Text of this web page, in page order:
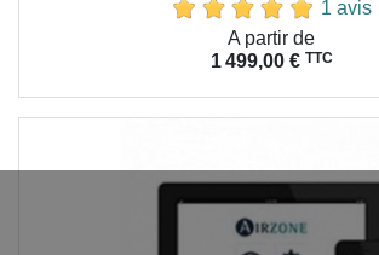
1 avis
A partir de
1 499,00 € TTC